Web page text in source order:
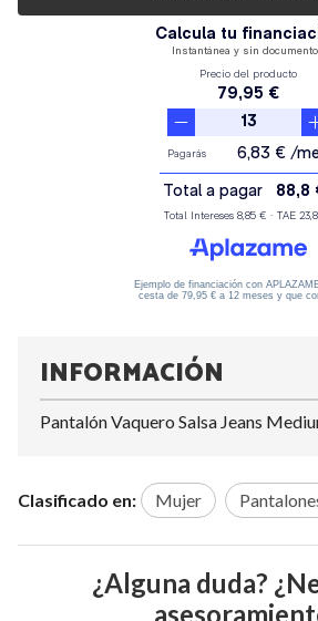
INFORMACIÓN
Pantalón Vaquero Salsa Jeans
Clasificado en: Mujer
¿Alguna duda?